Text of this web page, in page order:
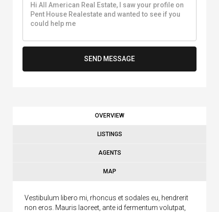
SEND MESSAGE
OVERVIEW
LISTINGS
AGENTS
MAP
Vestibulum libero mi, rhoncus et sodales eu, hendrerit
non eros. Mauris laoreet, ante id fermentum volutpat,